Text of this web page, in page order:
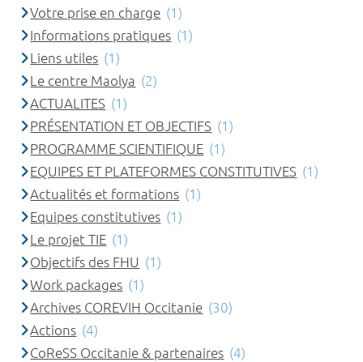
Votre prise en charge (1)
Informations pratiques (1)
Liens utiles (1)
Le centre Maolya (2)
ACTUALITES (1)
PRÉSENTATION ET OBJECTIFS (1)
PROGRAMME SCIENTIFIQUE (1)
EQUIPES ET PLATEFORMES CONSTITUTIVES (1)
Actualités et formations (1)
Equipes constitutives (1)
Le projet TIE (1)
Objectifs des FHU (1)
Work packages (1)
Archives COREVIH Occitanie (30)
Actions (4)
CoReSS Occitanie & partenaires (4)